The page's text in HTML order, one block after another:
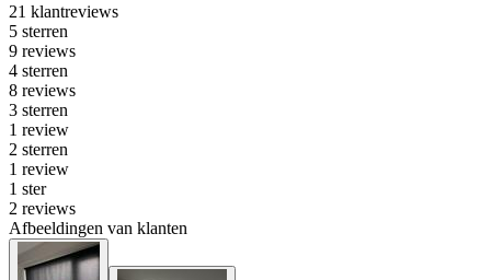
21 klantreviews
5 sterren
9 reviews
4 sterren
8 reviews
3 sterren
1 review
2 sterren
1 review
1 ster
2 reviews
Afbeeldingen van klanten